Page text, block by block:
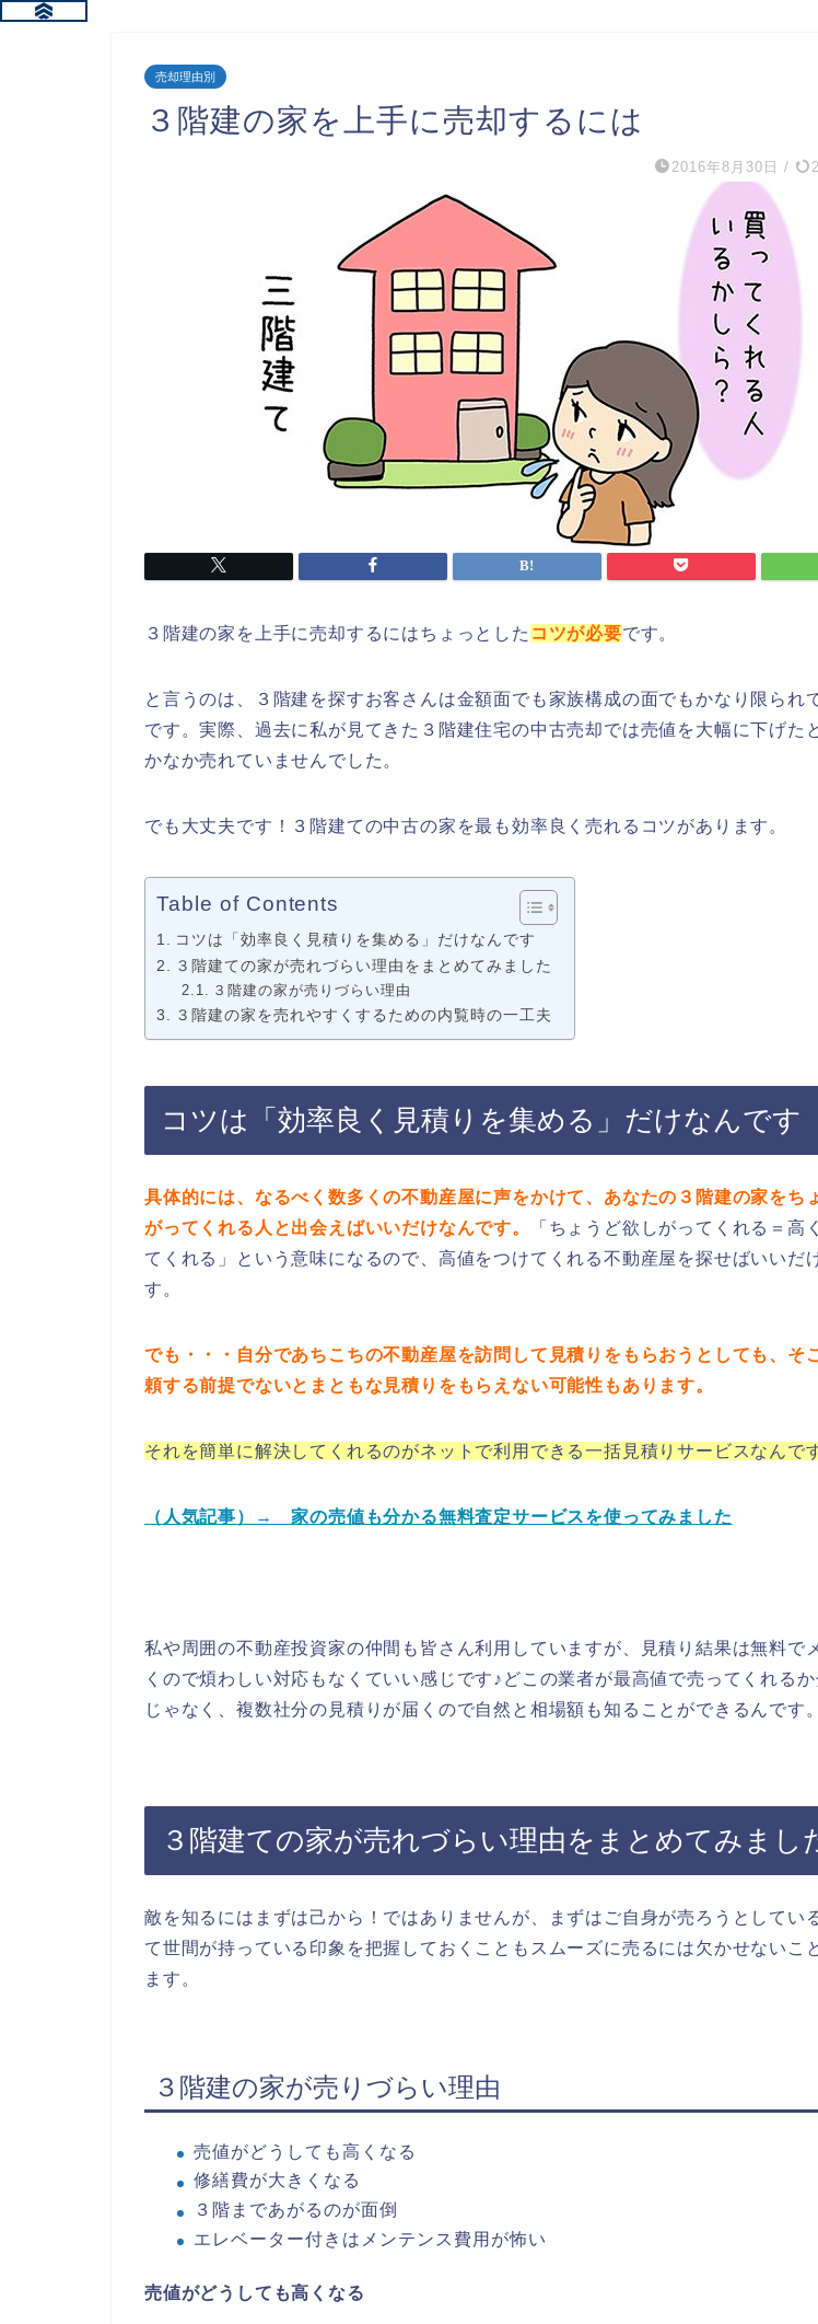
売却理由別
３階建の家を上手に売却するには
2016年8月30日 /
３階建の家を上手に売却するにはちょっとした コツが必要です。
と言うのは、３階建を探すお客さんは金額面でも家族構成の面でもかなり限られ
です。実際、過去に私が見てきた３階建住宅の中古売却では売値を大幅に下げた
かなか売れていませんでした。
でも大丈夫です！３階建ての中古の家を最も効率良く売れるコツがあります。
Table of Contents
コツは「効率良く見積りを集める」だけなんです
３階建ての家が売れづらい理由をまとめてみました
３階建の家が売りづらい理由
３階建の家を売れやすくするための内覧時の一工夫
コツは「効率良く見積りを集める」だけなんです
具体的には、なるべく数多くの不動産屋に声をかけて、あなたの３階建の家をち
がってくれる人と出会えばいいだけなんです。
「ちょうど欲しがってくれる＝高
てくれる」という意味になるので、高値をつけてくれる不動産屋を探せばいいだ
す。
でも・・・自分であちこちの不動産屋を訪問して見積りをもらおうとしても、そ
頼する前提でないとまともな見積りをもらえない可能性もあります。
それを簡単に解決してくれるのがネットで利用できる一括見積りサービスなんで
（人気記事）→ 家の売値も分かる無料査定サービスを使ってみました
私や周囲の不動産投資家の仲間も皆さん利用していますが、見積り結果は無料で
くので煩わしい対応もなくていい感じです♪どこの業者が最高値で売ってくれる
じゃなく、複数社分の見積りが届くので自然と相場額も知ることができるんです。
３階建ての家が売れづらい理由をまとめてみまし
敵を知るにはまずは己から！ではありませんが、まずはご自身が売ろうとしてい
て世間が持っている印象を把握しておくこともスムーズに売るには欠かせないこ
ます。
３階建の家が売りづらい理由
売値がどうしても高くなる
修繕費が大きくなる
３階まであがるのが面倒
エレベーター付きはメンテンス費用が怖い
売値がどうしても高くなる